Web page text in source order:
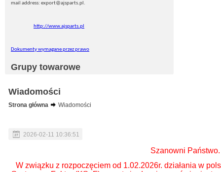
mail address: export@ajsparts.pl.
http://www.ajsparts.pl
Dokumenty wymagane przez prawo
Grupy towarowe
Wiadomości
Strona główna Wiadomości
2026-02-11 10:36:51
Szanowni Państwo.
W związku z rozpoczęciem od 1.02.2026r. działania w